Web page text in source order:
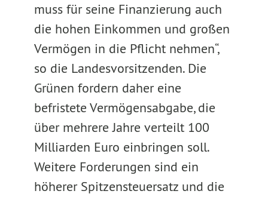
muss für seine Finanzierung auch
die hohen Einkommen und großen
Vermögen in die Pflicht nehmen“,
so die Landesvorsitzenden. Die
Grünen fordern daher eine
befristete Vermögensabgabe, die
über mehrere Jahre verteilt 100
Milliarden Euro einbringen soll.
Weitere Forderungen sind ein
höherer Spitzensteuersatz und die